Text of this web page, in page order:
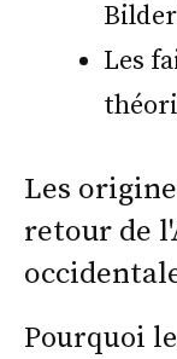
Les
Les
retour de
Pourquoi